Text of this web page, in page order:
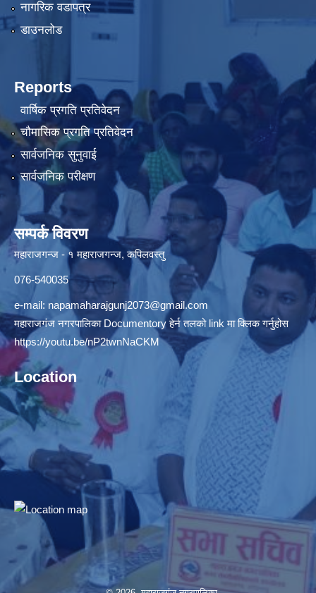
नागरिक वडापत्र
डाउनलोड
Reports
वार्षिक प्रगति प्रतिवेदन
चौमासिक प्रगति प्रतिवेदन
सार्वजनिक सुनुवाई
सार्वजनिक परीक्षण
सम्पर्क विवरण
महाराजगन्ज - १ महाराजगन्ज, कपिलवस्तु
076-540035
e-mail: napamaharajgunj2073@gmail.com
महाराजगंज नगरपालिका Documentory हेर्न तलको link मा क्लिक गर्नुहोस
https://youtu.be/nP2twnNaCKM
Location